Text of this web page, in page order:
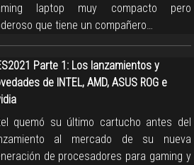
laptop muy compacto pero
que tiene un compañero…
Parte 1: Los lanzamientos y
de INTEL, AMD, ASUS ROG e
quemó su último cartucho antes del
al mercado de su nueva
de procesadores para gaming y